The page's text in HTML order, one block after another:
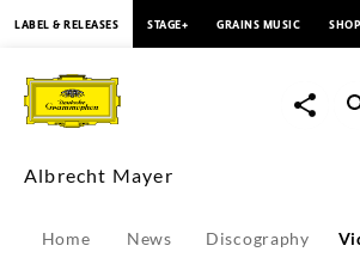
Siciliano
(Ausschnitt)
Albrecht
LABEL & RELEASES STAGE+ GRAINS MUSIC SHOP
Albrecht Mayer
Home News Discography